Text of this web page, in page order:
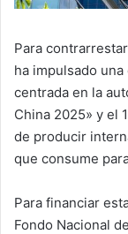
Para
ha impulsado
centrada en la
China 2025» y el
de producir
que consume
Para financiar
Fondo Nacional